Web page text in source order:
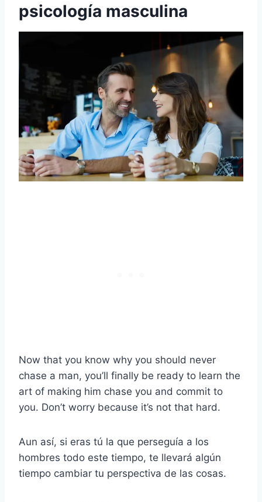
psicología masculina
Now that you know why you should never
chase a man, you’ll finally be ready to learn the
art of making him chase you and commit to
you. Don’t worry because it’s not that hard.
Aun así, si eras tú la que perseguía a los
hombres todo este tiempo, te llevará algún
tiempo cambiar tu perspectiva de las cosas.